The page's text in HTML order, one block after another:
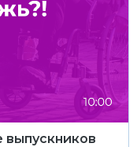
выпускников